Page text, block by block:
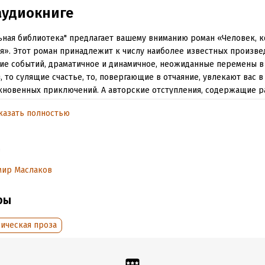
библиотека" предлагает вашему вниманию роман «Человек,
Этот роман принадлежит к числу наиболее известных
событий, драматичное и динамичное, неожиданные перемены в
то сулящие счастье, то, повергающие в отчаяние, увлекают вас
приключений. А авторские отступления, содержащие
о жизни людей того времени. Романтические описания природы и
обличением монархического строя и несправедливости
писателя – Виктора Гюго.
информация
1 января 1869
полностью
Маслаков
проза